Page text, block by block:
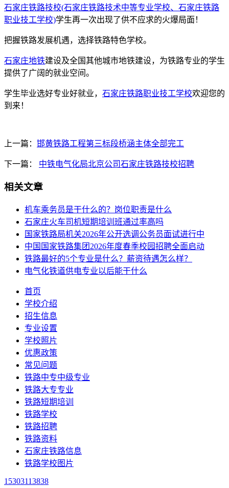
石家庄铁路技校(石家庄铁路技术中等专业学校、石家庄铁路
职业技工学校)学生再一次出现了供不应求的火爆局面！
把握铁路发展机遇，选择铁路特色学校。
石家庄地铁建设及全国其他城市地铁建设，为铁路专业的学生
提供了广阔的就业空间。
学生毕业选好专业好就业， 石家庄铁路职业技工学校欢迎您的
到来！
上一篇： 邯黄铁路工程第三标段桥涵主体全部完工
下一篇： 中铁电气化局北京公司石家庄铁路技校招聘
相关文章
机车乘务员是干什么的？岗位职责是什么
石家庄火车司机短期培训班通过率高吗
国家铁路局机关2026年公开选调公务员面试进行中
中国国家铁路集团2026年度春季校园招聘全面启动
铁路最好的5个专业是什么？薪资待遇怎么样？
电气化铁道供电专业以后能干什么
首页
学校介绍
招生信息
专业设置
学校照片
优惠政策
常见问题
铁路中专中级专业
铁路大专专业
铁路短期培训
铁路学校
铁路招聘
铁路资料
石家庄铁路信息
铁路学校图片
15303113838